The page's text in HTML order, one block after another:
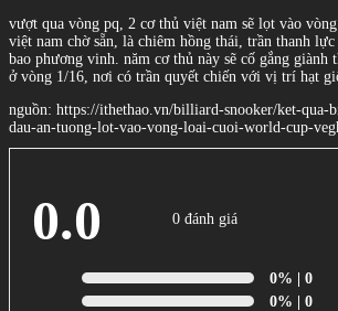
vượt qua vòng pq, 2 cơ thủ việt nam sẽ lọt vào
việt nam chờ sẵn, là chiêm hồng thái, trần thanh
bao phương vinh. năm cơ thủ này sẽ cố gắng giành
ở vòng 1/16, nơi có trần quyết chiến với vị trí hạt
nguồn: https://ithethao.vn/billiard-snooker/ket-qua-
dau-an-tuong-lot-vao-vong-loai-cuoi-world-cup-
0.0 0 đánh giá
0% | 0
0% | 0